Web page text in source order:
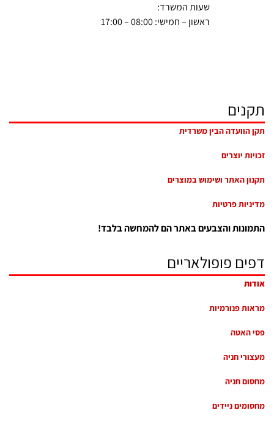
שעות המשרד:
ראשון – חמישי: 08:00 – 17:00
תקנים
תקן הוועדה הבין משרדית
זכויות יוצרים
תקנון האתר ושימוש במוצרים
מדיניות פרטיות
התמונות והצבעים באתר הם להמחשה בלבד!
דפים פופולאריים
אודות
מראות פנורמיות
פסי האטה
מעצורי חניה
מחסום חניה
מחסומים ניידים